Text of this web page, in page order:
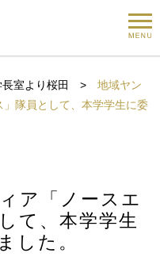
長室より桜田 >地域ヤン
隊員として、本学学生に委
ア「ノースエ
て、本学学生
した。